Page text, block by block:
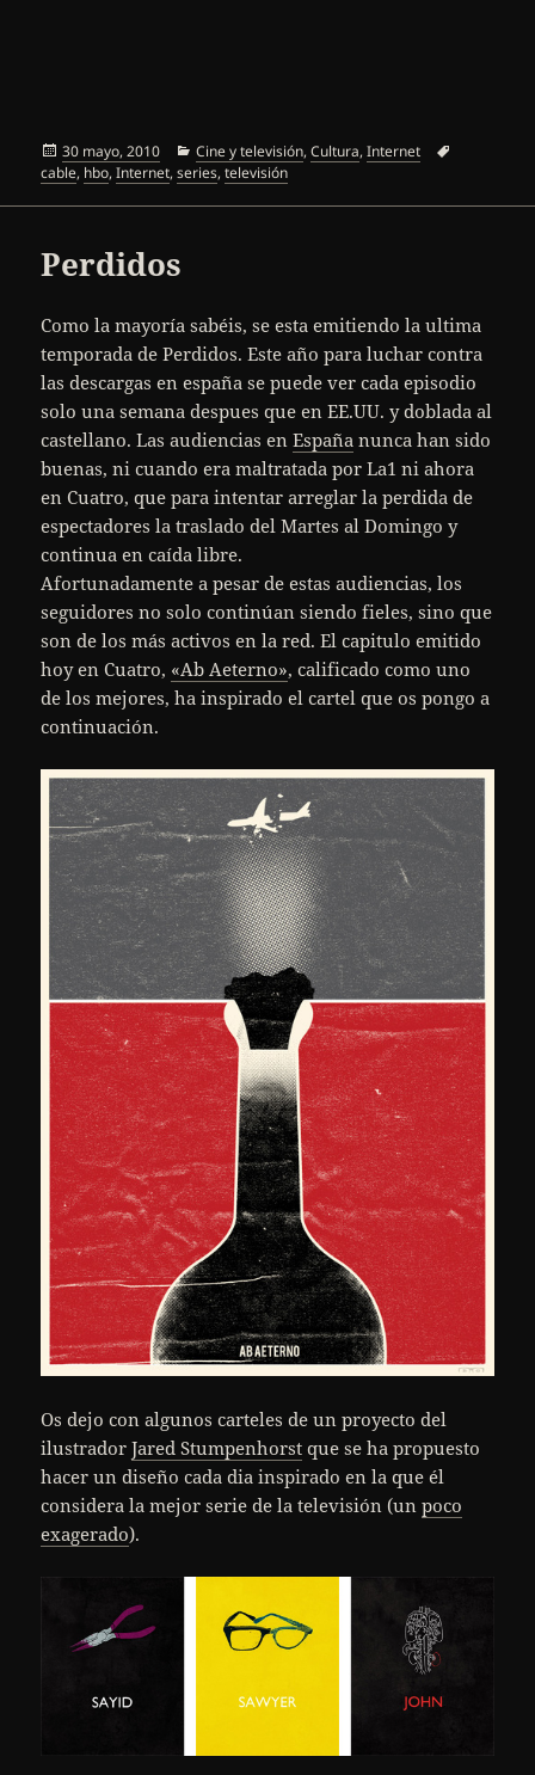
Publicado
el
30 mayo, 2010 Categorías
Cine y televisión,Cultura,Internet
cable, hbo,Internet,series,televisión
Perdidos
Como la mayoría sabéis, se esta emitiendo la ultima
temporada de Perdidos. Este año para luchar contra
las descargas en españa se puede ver cada episodio
solo una semana despues que en EE.UU. y doblada al
castellano. Las audiencias enEspaña nunca han sido
buenas, ni cuando era maltratada por La1 ni ahora
en Cuatro, que para intentar arreglar la perdida de
espectadores la traslado del Martes al Domingo y
continua en caída libre.
Afortunadamente a pesar de estas audiencias, los
seguidores no solo continúan siendo fieles, sino que
son de los más activos en la red. El capitulo emitido
hoy en Cuatro, «Ab Aeterno», calificado como uno
de los mejores, ha inspirado el cartel que os pongo a
continuación.
Os dejo con algunos carteles de un proyecto del
ilustradorJared Stumpenhorst que se ha propuesto
hacer un diseño cada dia inspirado en la que él
considera la mejor serie de la televisión (unpoco
exagerado).